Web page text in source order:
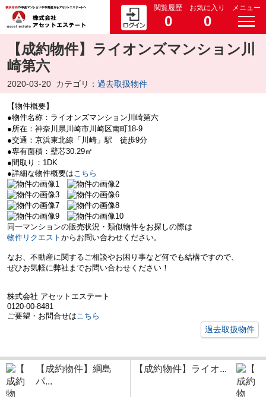
閲覧履歴
0
お気に入り
0
メニュー
【成約物件】ライオンズマンション川
崎第六
2020-03-20 カテゴリ： 過去取扱物件
【物件概要】
●物件名称：ライオンズマンション川崎第六
●所在：神奈川県川崎市川崎区南町18-9
●交通：京浜東北線「川崎」駅 徒歩9分
●専有面積：壁芯30.29㎡
●間取り：1DK
●詳細な物件概要はこちら
同一マンションの販売状況・類似物件をお探しの際は
物件リクエスト からお問い合わせください。
なお、不動産に関するご相談やお困り事など何でも結構ですので、
ぜひお気軽に弊社までお問い合わせください！
株式会社 アセットエステート
0120-00-8481
ご要望・お問合せはこちら
過去取扱物件
【成約物件】綱島
パ...
【成約物件】ライオ...